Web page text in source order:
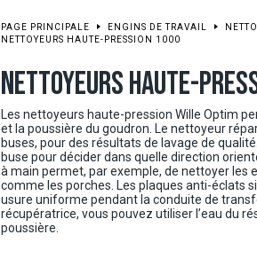
PAGE PRINCIPALE ENGINS DE TRAVAIL
NETTOYEURS HAUTE-PRESSION 1000
NETTOYEURS HAUTE-
Les nettoyeurs haute-pression Wille Optim
et la poussière du goudron. Le nettoyeur
buses, pour des résultats de lavage de
buse pour décider dans quelle direction
à main permet, par exemple, de nettoyer les
comme les porches. Les plaques anti-éclats
usure uniforme pendant la conduite de
récupératrice, vous pouvez utiliser l’eau du
poussière.